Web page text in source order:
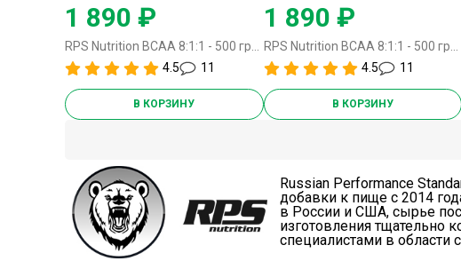
1 890 ₽
4.5
11
В КОРЗИНУ
1 890 ₽
4.5
11
В КОРЗИНУ
Russian Performance
добавки к пище с 2014
в России и США, сырье
изготовления тщательно
специалистами в области